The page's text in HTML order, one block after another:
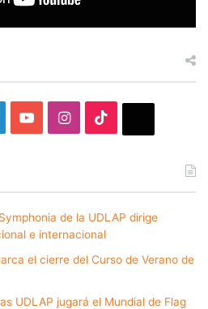
YouTubeInstagram
de la UDLAP dirige
e internacional
el cierre del Curso de Verano de
UDLAP jugará el Mundial de Flag